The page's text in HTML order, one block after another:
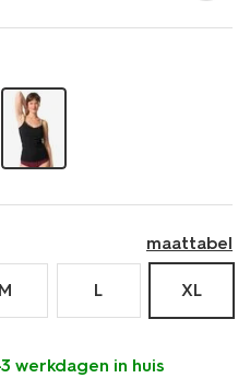
maattabel
M L XL
werkdagen in huis